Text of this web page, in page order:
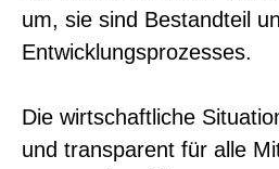
um, sie sind Bestandteil
Entwicklungsprozesses.
Die wirtschaftliche
und transparent für alle